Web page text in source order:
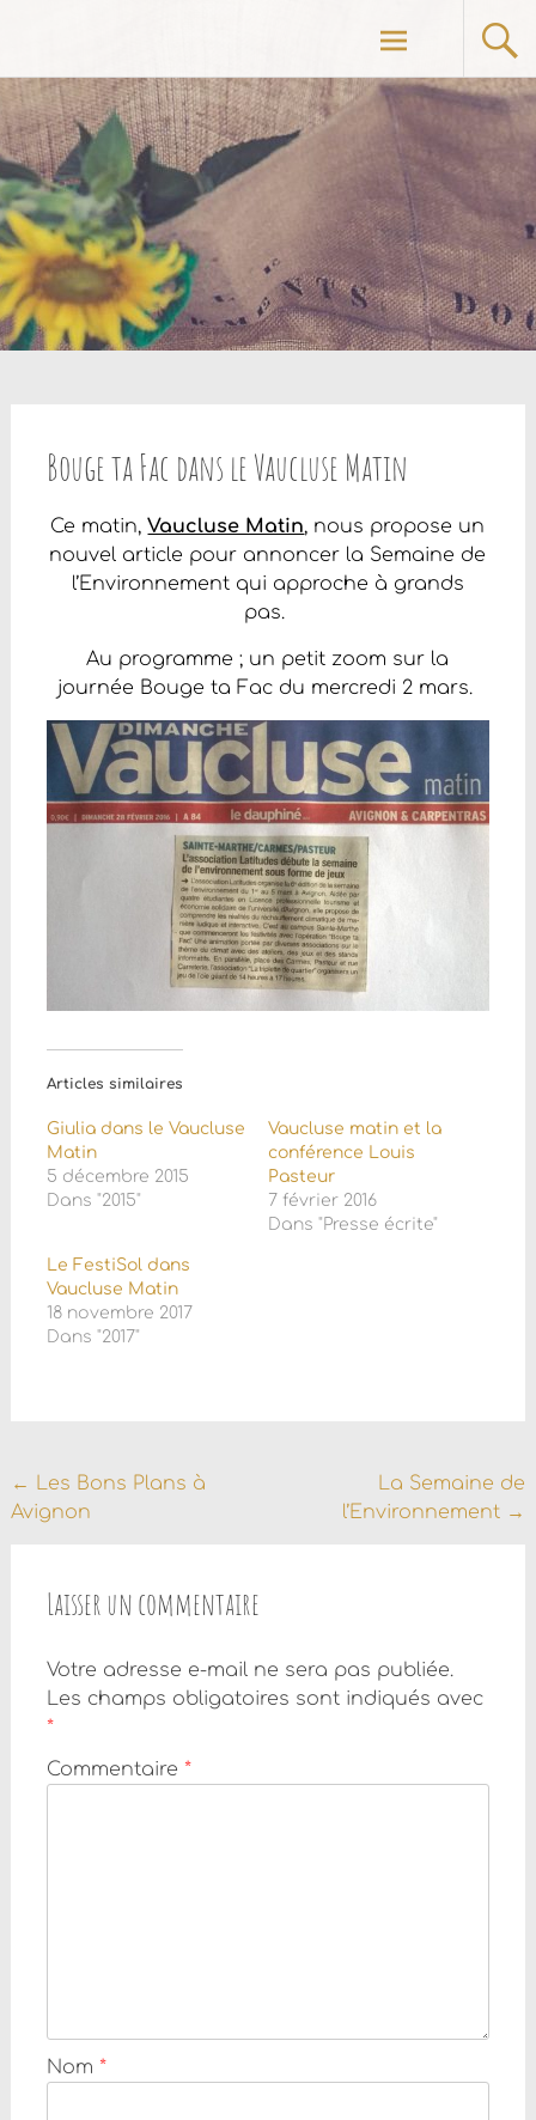
principal
Bouge ta Fac dans le Vaucluse Matin
Ce matin,Vaucluse Matin, nous propose un
nouvel article pour annoncer la Semaine de
l’Environnement qui approche à grands
pas.
Au programme ; un petit zoom sur la
journée Bouge ta Fac du mercredi 2 mars.
Articles similaires
Giulia dans le Vaucluse
Matin
5 décembre 2015
Dans "2015"
Vaucluse matin et la
conférence Louis
Pasteur
7 février 2016
Dans "Presse écrite"
Le FestiSol dans
Vaucluse Matin
18 novembre 2017
Dans "2017"
Navigation
de
← Les Bons Plans à
Avignon
La Semaine de
l’Environnement →
Laisser un commentaire
Votre adresse e-mail ne sera pas publiée.
Les champs obligatoires sont indiqués avec
*
Commentaire *
Nom *